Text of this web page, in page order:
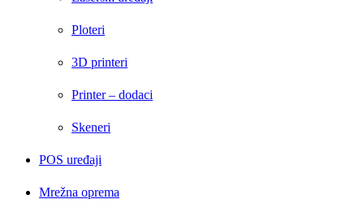
Ploteri
3D printeri
Printer – dodaci
Skeneri
POS uređaji
Mrežna oprema